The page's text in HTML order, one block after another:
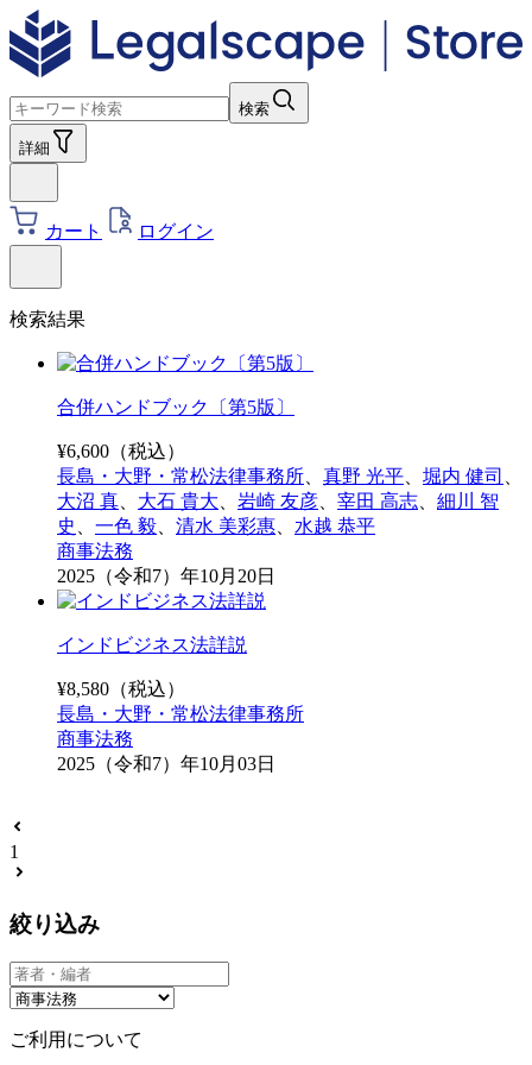
検索
詳細
カート ログイン
検索結果
合併ハンドブック〔第5版〕
¥6,600 （税込）
長島・大野・常松法律事務所
真野 光平 堀内 健司
大沼 真
大石 貴大 岩崎 友彦 宰田 高志
細川 智
史
一色 毅 清水 美彩惠
水越 恭平
商事法務
2025（令和7）年10月20日
インドビジネス法詳説
¥8,580 （税込）
長島・大野・常松法律事務所
商事法務
2025（令和7）年10月03日
1
絞り込み
ご利用について